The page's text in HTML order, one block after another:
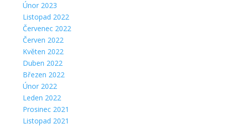
Únor 2023
Listopad 2022
Červenec 2022
Červen 2022
Květen 2022
Duben 2022
Březen 2022
Únor 2022
Leden 2022
Prosinec 2021
Listopad 2021